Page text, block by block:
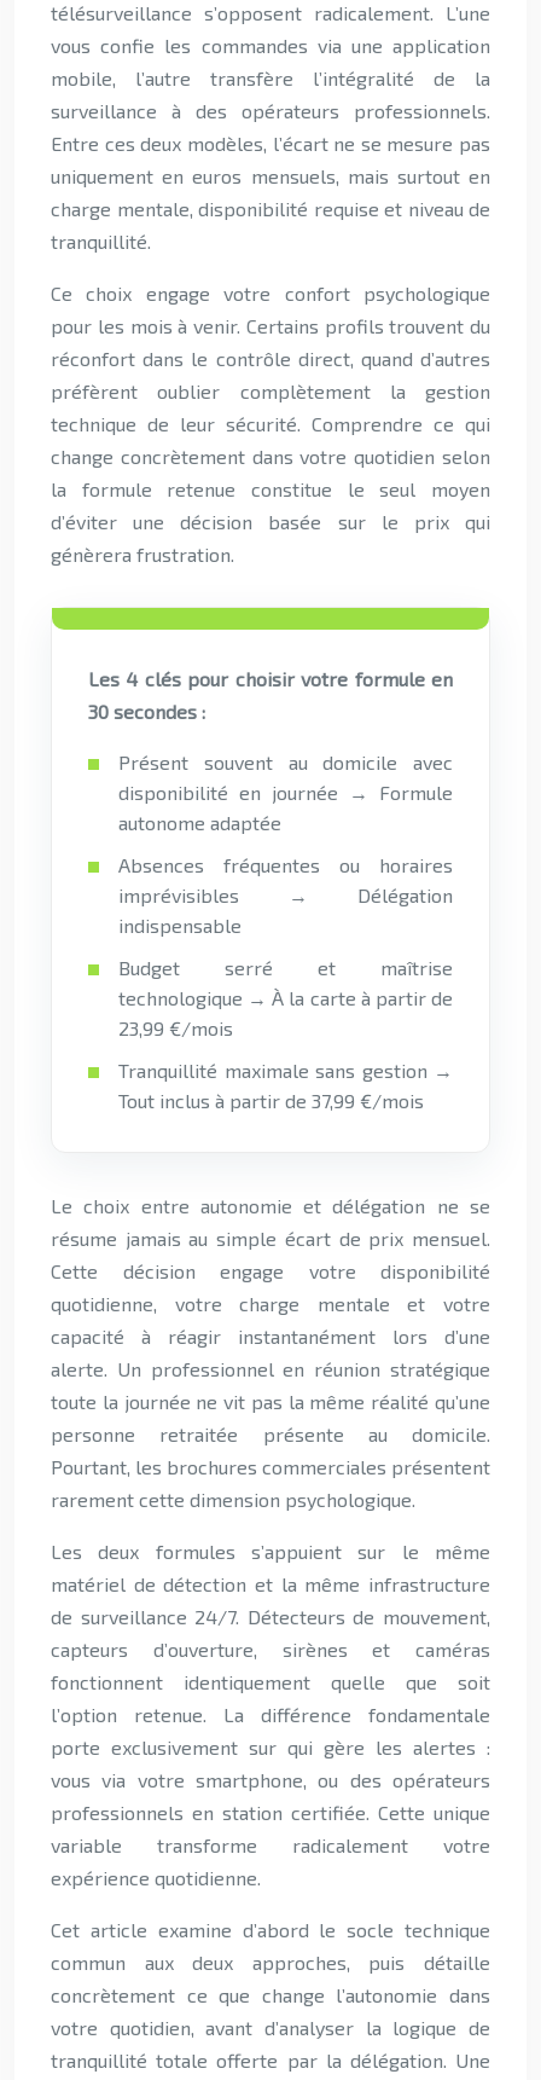
télésurveillance s’opposent radicalement. L’une
vous confie les commandes via une application
mobile, l’autre transfère l’intégralité de la
surveillance à des opérateurs professionnels.
Entre ces deux modèles, l’écart ne se mesure pas
uniquement en euros mensuels, mais surtout en
charge mentale, disponibilité requise et niveau de
tranquillité.
Ce choix engage votre confort psychologique
pour les mois à venir. Certains profils trouvent du
réconfort dans le contrôle direct, quand d’autres
préfèrent oublier complètement la gestion
technique de leur sécurité. Comprendre ce qui
change concrètement dans votre quotidien selon
la formule retenue constitue le seul moyen
d’éviter une décision basée sur le prix qui
génèrera frustration.
Les 4 clés pour choisir votre formule en
30 secondes :
Présent souvent au domicile avec
disponibilité en journée → Formule
autonome adaptée
Absences fréquentes ou horaires
imprévisibles → Délégation
indispensable
Budget serré et maîtrise
technologique → À la carte à partir de
23,99 €/mois
Tranquillité maximale sans gestion →
Tout inclus à partir de 37,99 €/mois
Le choix entre autonomie et délégation ne se
résume jamais au simple écart de prix mensuel.
Cette décision engage votre disponibilité
quotidienne, votre charge mentale et votre
capacité à réagir instantanément lors d’une
alerte. Un professionnel en réunion stratégique
toute la journée ne vit pas la même réalité qu’une
personne retraitée présente au domicile.
Pourtant, les brochures commerciales présentent
rarement cette dimension psychologique.
Les deux formules s’appuient sur le même
matériel de détection et la même infrastructure
de surveillance 24/7. Détecteurs de mouvement,
capteurs d’ouverture, sirènes et caméras
fonctionnent identiquement quelle que soit
l’option retenue. La différence fondamentale
porte exclusivement sur qui gère les alertes :
vous via votre smartphone, ou des opérateurs
professionnels en station certifiée. Cette unique
variable transforme radicalement votre
expérience quotidienne.
Cet article examine d’abord le socle technique
commun aux deux approches, puis détaille
concrètement ce que change l’autonomie dans
votre quotidien, avant d’analyser la logique de
tranquillité totale offerte par la délégation. Une